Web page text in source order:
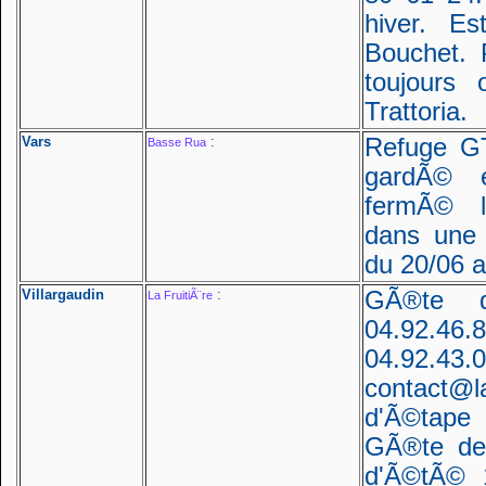
hiver.
Bouchet.
toujours
Trattoria.
Vars Basse Rua :
Refuge
gardÃ©
fermÃ©
dans
du 20/06
Villargaudin La FruitiÃ¨re :
GÃ®te
GÃ®te
d'Ã©tÃ©